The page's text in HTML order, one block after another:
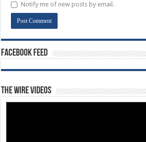
Notify me of new posts by email.
Facebook Feed
The Wire Videos